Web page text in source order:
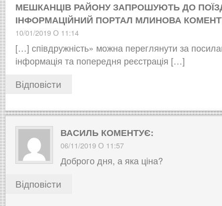
МЕШКАНЦІВ РАЙОНУ ЗАПРОШУЮТЬ ДО
ІНФОРМАЦІЙНИЙ ПОРТАЛ МЛИНОВА
10/01/2019 О 11:14
[…] співдружність» можна переглянути за
інформація та попередня реєстрація […]
Відповіcти
ВАСИЛЬ КОМЕНТУЄ:
06/11/2019 О 11:57
Доброго дня, а яка ціна?
Відповіcти